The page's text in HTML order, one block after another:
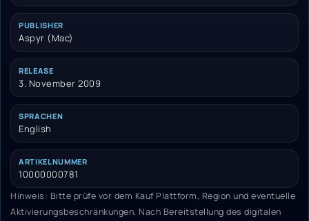
PUBLISHER
Aspyr (Mac)
RELEASE
3. November 2009
SPRACHEN
English
ARTIKELNUMMER
10000000781
Hinweis: Bitte prüfe vor dem Kauf Plattform, Region und eventuelle
Aktivierungsbeschränkungen. Nach Bereitstellung des digitalen